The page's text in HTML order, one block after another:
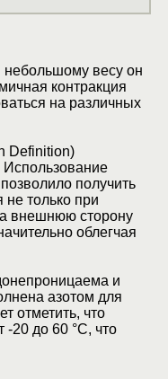
весу он
контракция
на различных
Definition)
Использование
получить
не только при
внешнюю сторону
облегчая
и
азотом для
отметить, что
20 до 60 °C, что